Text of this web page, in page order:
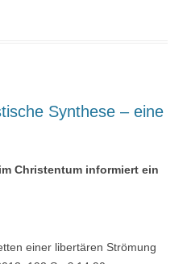
Synthese – eine
Christentum informiert ein
einer libertären Strömung